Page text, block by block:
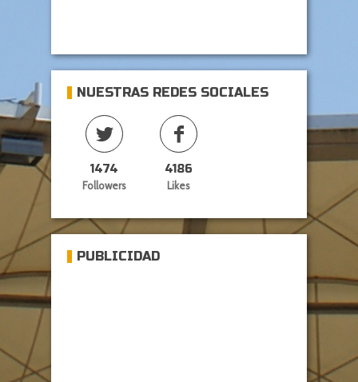
NUESTRAS REDES SOCIALES
1474
Followers
4186
Likes
PUBLICIDAD